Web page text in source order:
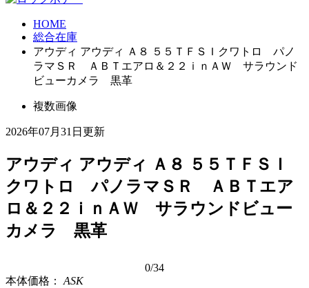
HOME
総合在庫
アウディ アウディ Ａ８ ５５ＴＦＳＩクワトロ パノ
ラマＳＲ ＡＢＴエアロ＆２２ｉｎＡＷ サラウンド
ビューカメラ 黒革
複数画像
2026年07月31日更新
アウディ アウディ Ａ８ ５５ＴＦＳＩ
クワトロ パノラマＳＲ ＡＢＴエア
ロ＆２２ｉｎＡＷ サラウンドビュー
カメラ 黒革
0/34
本体価格：
ASK